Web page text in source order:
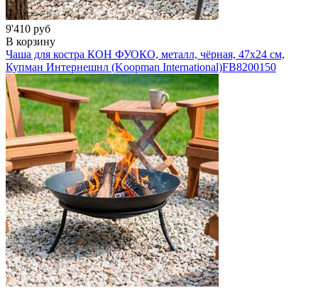
9'410 руб
В корзину
Чаша для костра КОН ФУОКО, металл, чёрная, 47х24 см,
Купман Интернешнл (Koopman International)FB8200150